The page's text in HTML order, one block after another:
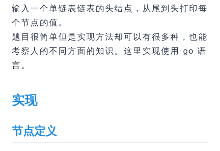
输入一个单链表链表的头结点，从尾到头打印每
个节点的值。
题目很简单但是实现方法却可以有很多种，也能
考察人的不同方面的知识。这里实现使用 go 语
言。
实现
节点定义